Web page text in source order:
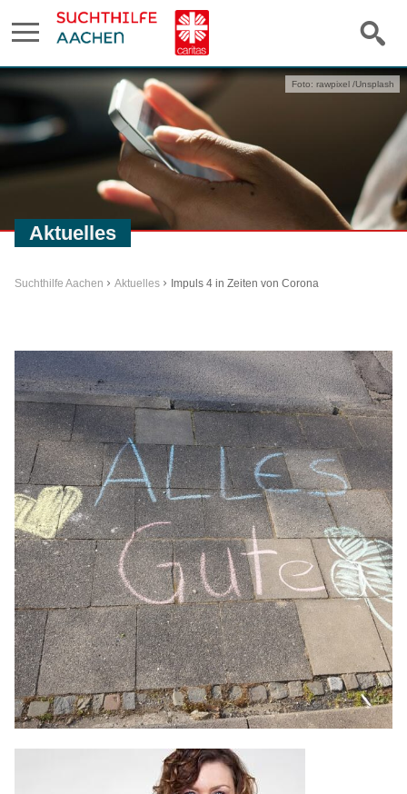
Aktuelles
Foto: rawpixel /Unsplash
Suchthilfe Aachen Aktuelles Impuls 4 in Zeiten von Corona